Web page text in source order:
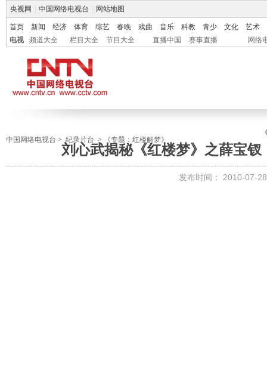
央视网 中国网络电视台 网站地图
首页 新闻 经济 体育 综艺 春晚 戏曲 音乐 科教 青少 文化
艺术
电视
频道大全 栏目大全 节目大全 直播中国 赛事直播 网络
中国网络电视台 >纪录片台 > 《专题：红楼解梦》
刘心武揭秘《红楼梦》之薛宝
发布时间： 2010-07-